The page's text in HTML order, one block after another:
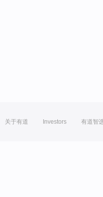
关于有道 Investors 有道智